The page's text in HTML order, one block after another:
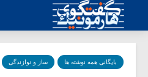
بایگانی همه نوشته ها ساز و نوازندگی